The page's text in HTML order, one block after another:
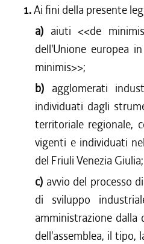
1.Ai fini della presente
a) aiuti <<de
dell'Unione europea
minimis>>;
b) agglomerati
individuati dagli
territoriale regionale,
vigenti e individuati
del Friuli Venezia Giulia;
c) avvio del processo
di sviluppo
amministrazione dalla
dell'assemblea, il tipo,